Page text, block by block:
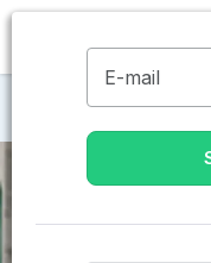
Maisons de
E-mail